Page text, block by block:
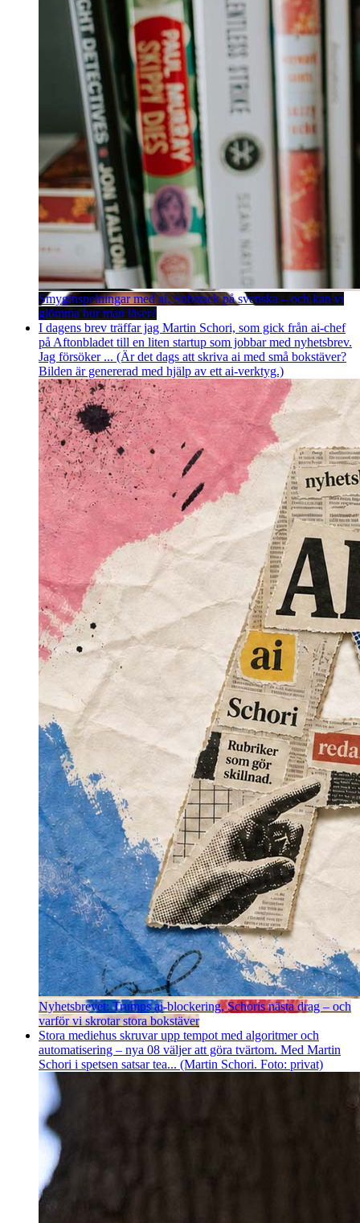
Smyginspelningar med ai, Substack på svenska – och kan vi
glömma hur man läser?
I dagens brev träffar jag Martin Schori, som gick från ai-chef
på Aftonbladet till en liten startup som jobbar med nyhetsbrev.
Jag försöker ... (Är det dags att skriva ai med små bokstäver?
Bilden är genererad med hjälp av ett ai-verktyg.)
Nyhetsbrevet: Trumps ai-blockering, Schoris nästa drag – och
varför vi skrotar stora bokstäver
Stora mediehus skruvar upp tempot med algoritmer och
automatisering – nya 08 väljer att göra tvärtom. Med Martin
Schori i spetsen satsar tea... (Martin Schori. Foto: privat)